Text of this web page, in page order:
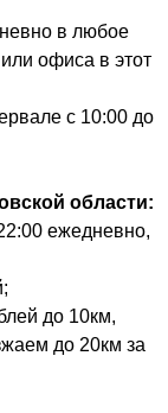
в любое
офиса в этот
с 10:00 до
области:
ежедневно,
до 10км,
до 20км за